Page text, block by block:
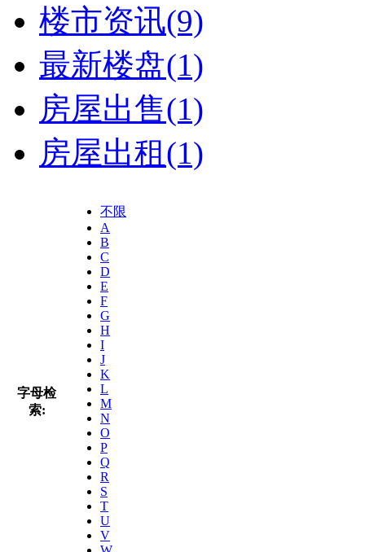
楼市资讯(9)
最新楼盘(1)
房屋出售(1)
房屋出租(1)
字母检
索:
不限
A
B
C
D
E
F
G
H
I
J
K
L
M
N
O
P
Q
R
S
T
U
V